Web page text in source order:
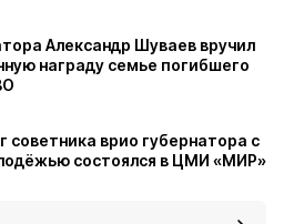
Александр Шуваев вручил
награду семье погибшего
советника врио губернатора с
состоялся в ЦМИ «МИР»